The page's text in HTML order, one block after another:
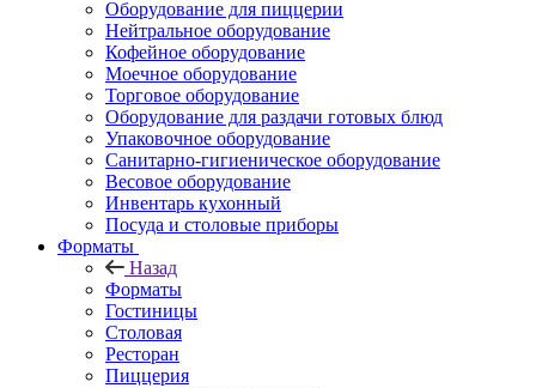
Оборудование для пиццерии
Нейтральное оборудование
Кофейное оборудование
Моечное оборудование
Торговое оборудование
Оборудование для раздачи готовых блюд
Упаковочное оборудование
Санитарно-гигиеническое оборудование
Весовое оборудование
Инвентарь кухонный
Посуда и столовые приборы
Форматы
Назад
Форматы
Гостиницы
Столовая
Ресторан
Пиццерия